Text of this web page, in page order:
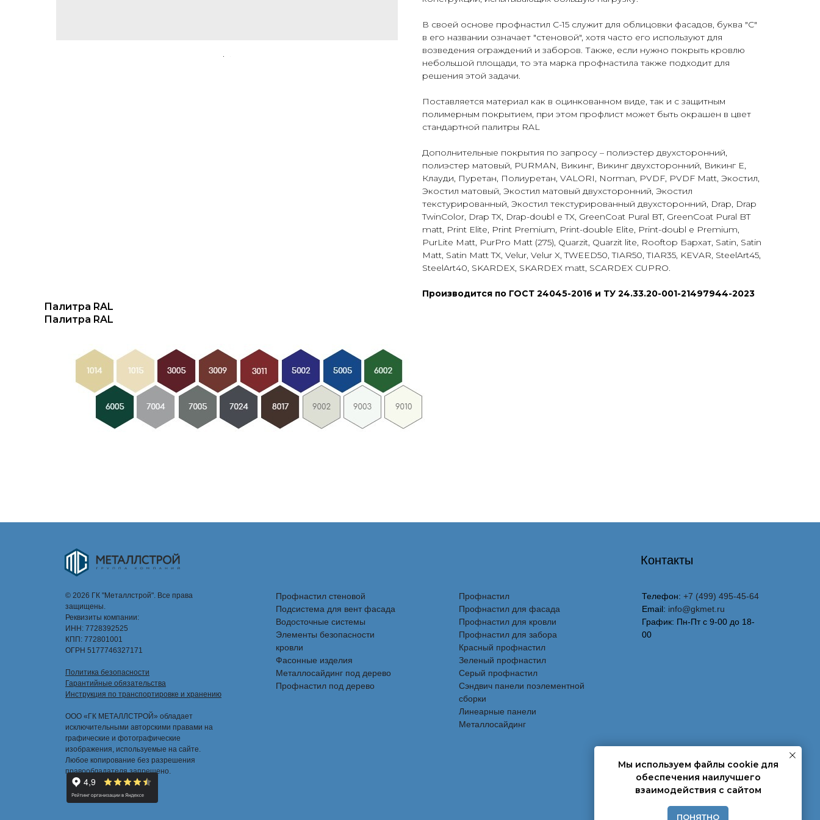
В своей основе профнастил C-15 служит для облицовки фасадов, буква "С"
в его названии означает "стеновой", хотя часто его используют для
возведения ограждений и заборов. Также, если нужно покрыть кровлю
небольшой площади, то эта марка профнастила также подходит для
решения этой задачи.
Поставляется материал как в оцинкованном виде, так и с защитным
полимерным покрытием, при этом профлист может быть окрашен в цвет
стандартной палитры RAL
Дополнительные покрытия по запросу – полиэстер двухсторонний,
полиэстер матовый, PURMAN, Викинг, Викинг двухсторонний, Викинг Е,
Клауди, Пуретан, Полиуретан, VALORI, Norman, PVDF, PVDF Matt, Экостил,
Экостил матовый, Экостил матовый двухсторонний, Экостил
текстурированный, Экостил текстурированный двухсторонний, Drap, Drap
TwinColor, Drap TX, Drap-doubl e TX, GreenCoat Pural BT, GreenCoat Pural BT
matt, Print Elite, Print Premium, Print-double Elite, Print-doubl e Premium,
PurLite Matt, PurPro Matt (275), Quarzit, Quarzit lite, Rooftop Бархат, Satin, Satin
Matt, Satin Matt TX, Velur, Velur X, TWEED50, TIAR50, TIAR35, KEVAR, SteelArt45,
SteelArt40, SKARDEX, SKARDEX matt, SCARDEX CUPRO.
Производится по ГОСТ 24045-2016 и ТУ 24.33.20-001-21497944-2023
Палитра RAL
Палитра RAL
© 2026 ГК "Металлстрой". Все права
защищены.
Реквизиты компании:
ИНН: 7728392525
КПП: 772801001
ОГРН 5177746327171
Политика безопасности
Гарантийные обязательства
Инструкция по транспортировке и хранению
ООО «ГК МЕТАЛЛСТРОЙ» обладает
исключительными авторскими правами на
графические и фотографические
изображения, используемые на сайте.
Любое копирование без разрешения
правообладателя запрещено.
Профнастил стеновой
Подсистема для вент фасада
Водосточные системы
Элементы безопасности
кровли
Фасонные изделия
Металлосайдинг под дерево
Профнастил под дерево
Профнастил
Профнастил для фасада
Профнастил для кровли
Профнастил для забора
Красный профнастил
Зеленый профнастил
Серый профнастил
Сэндвич панели поэлементной
сборки
Линеарные панели
Металлосайдинг
Телефон: +7 (499) 495-45-64
Email: info@gkmet.ru
График: Пн-Пт с 9-00 до 18-
00
Контакты
Мы используем файлы cookie для
обеспечения наилучшего
взаимодействия с сайтом
ПОНЯТНО